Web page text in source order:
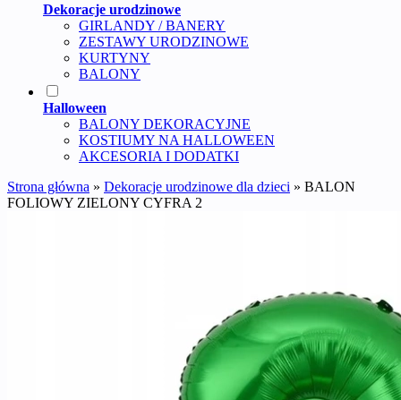
Dekoracje urodzinowe
GIRLANDY / BANERY
ZESTAWY URODZINOWE
KURTYNY
BALONY
Halloween
BALONY DEKORACYJNE
KOSTIUMY NA HALLOWEEN
AKCESORIA I DODATKI
Strona główna » Dekoracje urodzinowe dla dzieci » BALON
FOLIOWY ZIELONY CYFRA 2